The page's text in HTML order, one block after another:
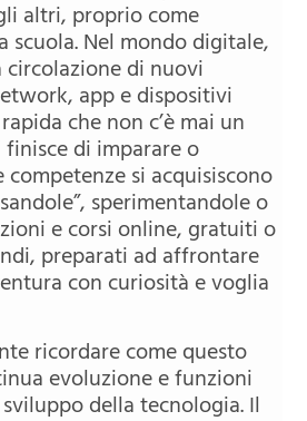
altri, proprio come
scuola. Nel mondo digitale,
di nuovi
app e dispositivi
che non c’è mai un
di imparare o
si acquisiscono
sperimentandole o
e corsi online, gratuiti o
preparati ad affrontare
con curiosità e voglia
ricordare come questo
evoluzione e funzioni
della tecnologia. Il